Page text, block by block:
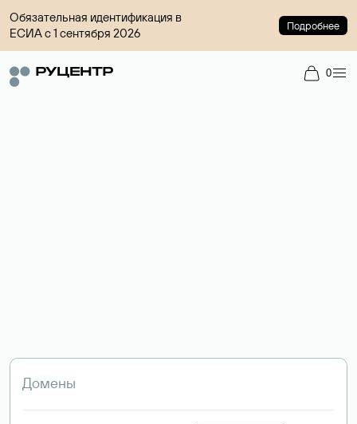
Обязательная идентификация в
ЕСИА с 1 сентября 2026
Подробнее
0